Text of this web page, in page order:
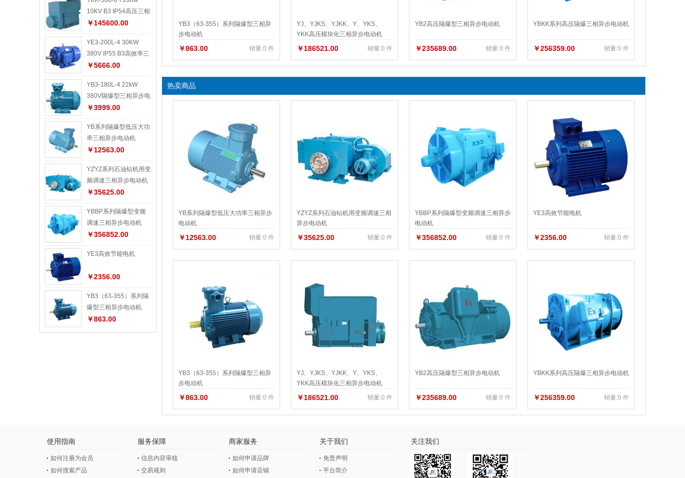
10KV B3 IP54高压三相
异步电动机
￥145600.00
YE3-200L-4 30KW
380V IP55 B3高效率三
相异步电动机
￥5666.00
YB3-180L-4 22kW
380V隔爆型三相异步电
动机
￥3999.00
YB系列隔爆型低压大功
率三相异步电动机
￥12563.00
YZYZ系列石油钻机用变
频调速三相异步电动机
￥35625.00
YBBP系列隔爆型变频
调速三相异步电动机
￥356852.00
YE3高效节能电机
￥2356.00
YB3（63-355）系列隔
爆型三相异步电动机
￥863.00
YB3（63-355）系列隔爆型三相异
步电动机
￥863.00 销量:0 件
YJ、YJKS、YJKK、Y、YKS、
YKK高压模块化三相异步电动机
￥186521.00 销量:0 件
YB2高压隔爆型三相异步电动机
￥235689.00 销量:0 件
YBKK系列高压隔爆三相异步电动机
￥256359.00 销量:0 件
热卖商品
YB系列隔爆型低压大功率三相异步
电动机
￥12563.00 销量:0 件
YZYZ系列石油钻机用变频调速三相
异步电动机
￥35625.00 销量:0 件
YBBP系列隔爆型变频调速三相异步
电动机
￥356852.00 销量:0 件
YE3高效节能电机
￥2356.00 销量:0 件
YB3（63-355）系列隔爆型三相异
步电动机
￥863.00 销量:0 件
YJ、YJKS、YJKK、Y、YKS、
YKK高压模块化三相异步电动机
￥186521.00 销量:0 件
YB2高压隔爆型三相异步电动机
￥235689.00 销量:0 件
YBKK系列高压隔爆三相异步电动机
￥256359.00 销量:0 件
使用指南
如何注册为会员
如何搜索产品
服务保障
信息内容审核
交易规则
商家服务
如何申请品牌
如何申请店铺
关于我们
免责声明
平台简介
关注我们